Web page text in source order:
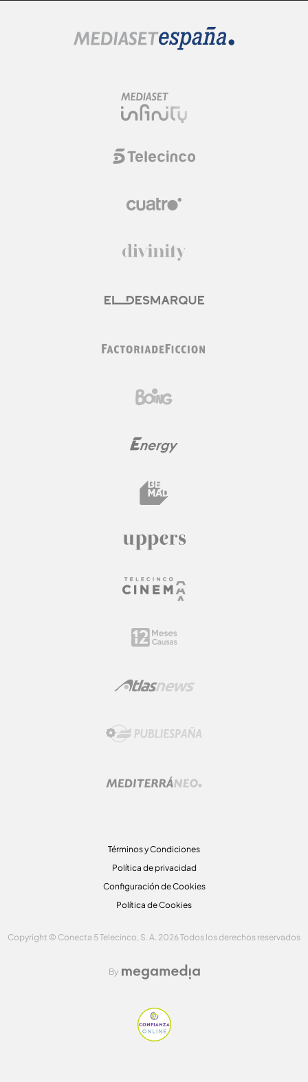
Términos y Condiciones
Política de privacidad
Configuración de Cookies
Política de Cookies
Copyright © Conecta 5 Telecinco, S. A. 2026 Todos los derechos reservados
By